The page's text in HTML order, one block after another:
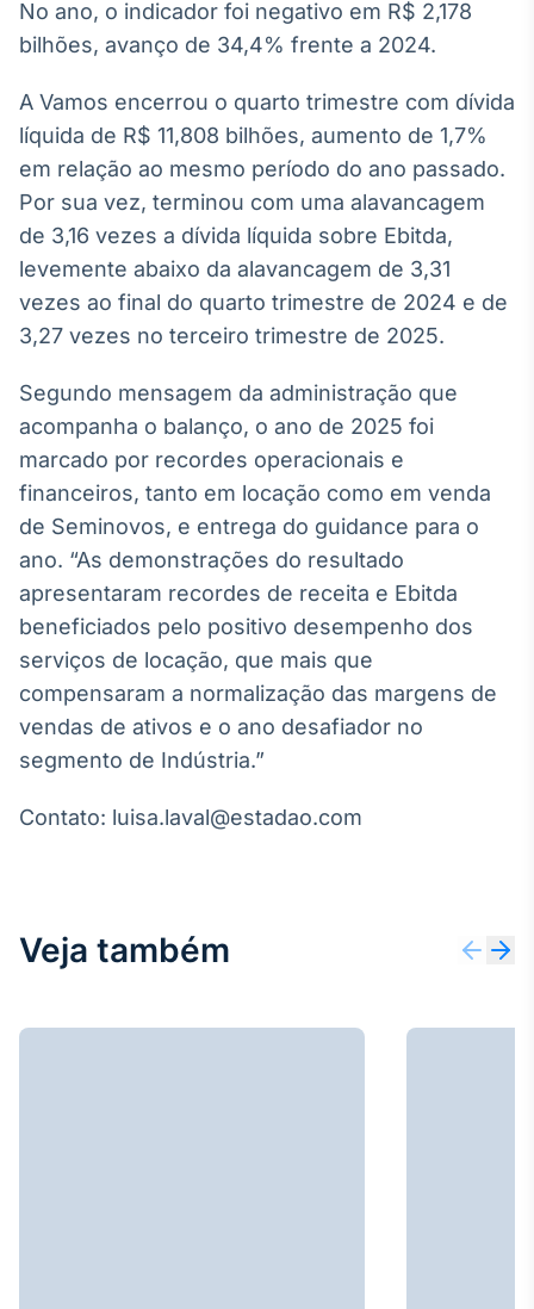
dados para
displays e telas
Broadcast
Curadoria
Curadoria de
noticiosos
Soluções de
Tecnologia
Broadcast
Radar
notícias e
conteúdos
Broadcast
Fundos
A melhor
plataforma para
de investimento
no Brasil
IA
Em breve
BroadFast
Investimentos
No ano, o indicador foi negativo em R$ 2,178
bilhões, avanço de 34,4% frente a 2024.
A Vamos encerrou o quarto trimestre com dívida
líquida de R$ 11,808 bilhões, aumento de 1,7%
em relação ao mesmo período do ano passado.
Por sua vez, terminou com uma alavancagem
de 3,16 vezes a dívida líquida sobre Ebitda,
levemente abaixo da alavancagem de 3,31
vezes ao final do quarto trimestre de 2024 e de
3,27 vezes no terceiro trimestre de 2025.
Segundo mensagem da administração que
acompanha o balanço, o ano de 2025 foi
marcado por recordes operacionais e
financeiros, tanto em locação como em venda
de Seminovos, e entrega do guidance para o
ano. “As demonstrações do resultado
apresentaram recordes de receita e Ebitda
beneficiados pelo positivo desempenho dos
serviços de locação, que mais que
compensaram a normalização das margens de
vendas de ativos e o ano desafiador no
segmento de Indústria.”
Contato: luisa.laval@estadao.com
Veja também